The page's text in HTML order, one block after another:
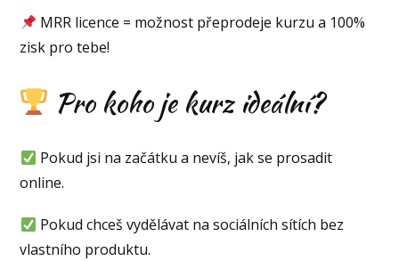
MRR licence = možnost přeprodeje kurzu a 100%
zisk pro tebe!
Pro koho je kurz ideální?
Pokud jsi na začátku a nevíš, jak se prosadit
online.
Pokud chceš vydělávat na sociálních sítích bez
vlastního produktu.